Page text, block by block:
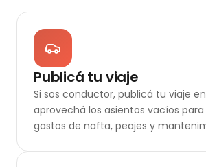
Publicá tu viaje
Si sos conductor, publicá tu viaje
aprovechá los asientos vacíos
gastos de nafta, peajes y